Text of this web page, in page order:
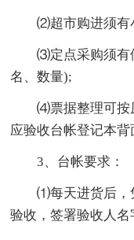
⑵超市购进须有
⑶定点采购须有
名、数量);
⑷票据整理可按
应验收台帐登记本背
3、台帐要求：
⑴每天进货后，
验收，签署验收人名